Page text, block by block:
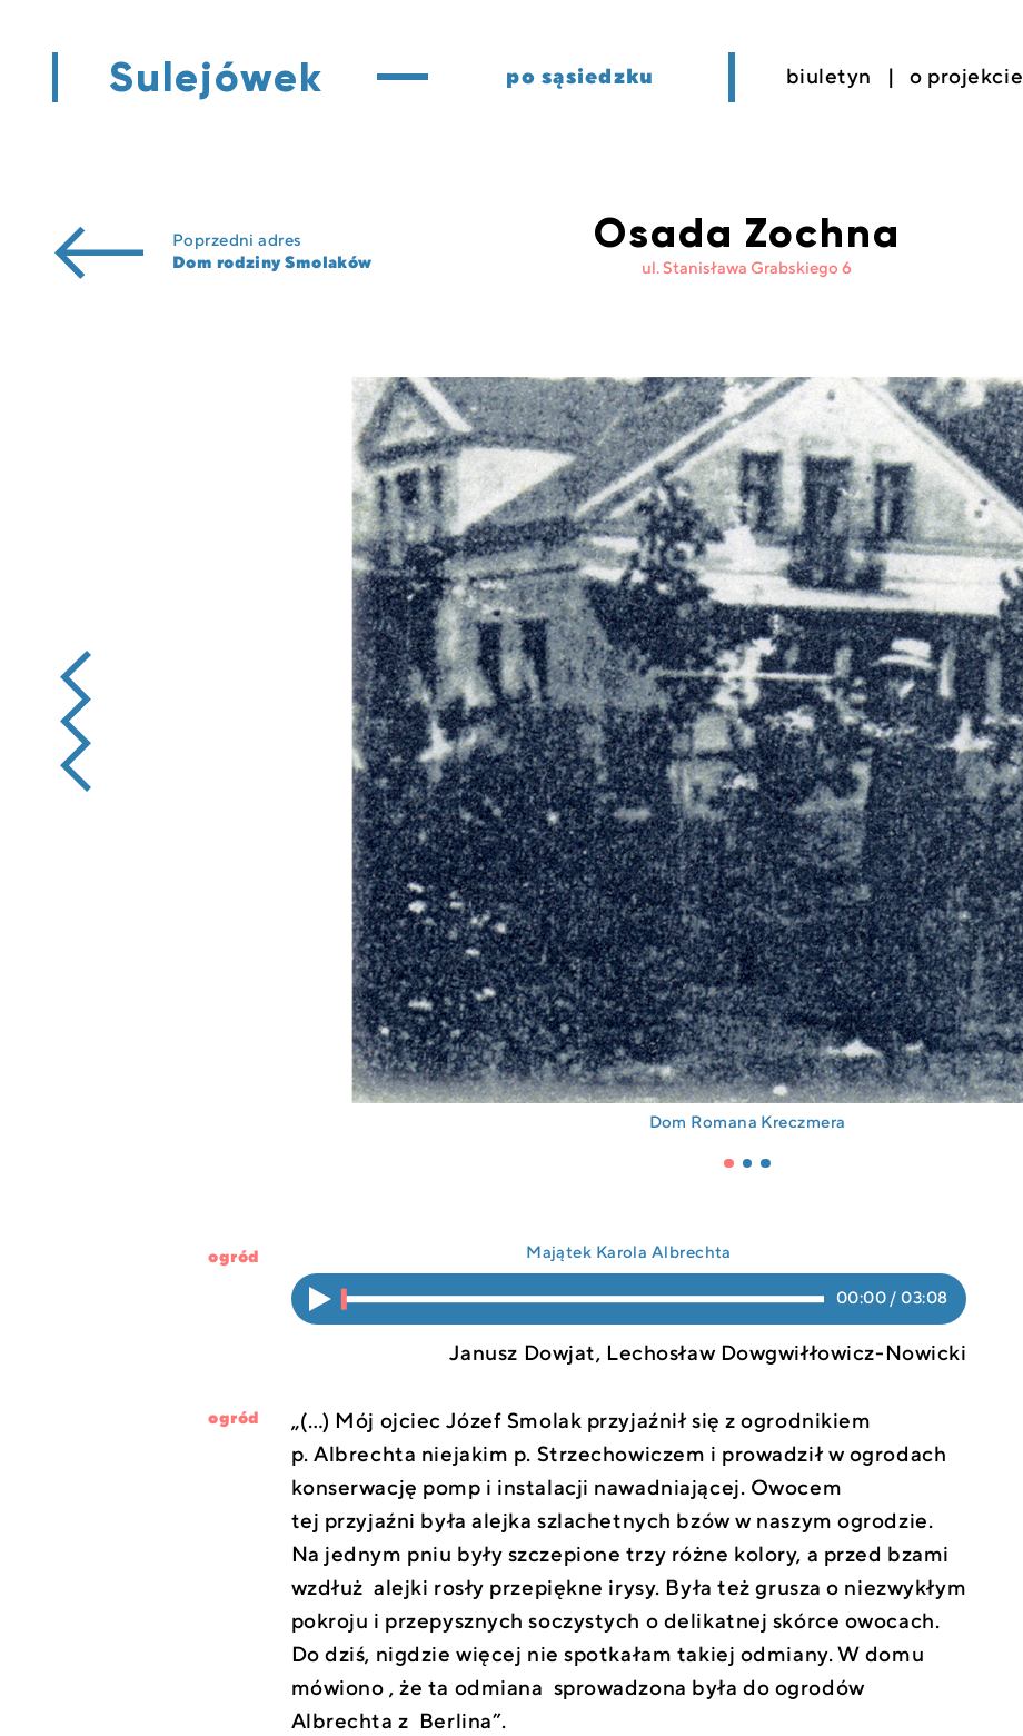
Sulejówek po sąsiedzku biuletyn o projekcie
Osada Zochna
ul. Stanisława Grabskiego 6
Poprzedni adres
Dom rodziny Smolaków
Dom Romana Kreczmera
Majątek Karola Albrechta
Włącz
dźwięk
0%
00:00/03:08
Janusz Dowjat, Lechosław Dowgwiłłowicz-Nowicki
ogród
„(…) Mój ojciec Józef Smolak przyjaźnił się z ogrodnikiem
p. Albrechta niejakim p. Strzechowiczem i prowadził w ogrodach
konserwację pomp i instalacji nawadniającej. Owocem
tej przyjaźni była alejka szlachetnych bzów w naszym ogrodzie.
Na jednym pniu były szczepione trzy różne kolory, a przed bzami
wzdłuż alejki rosły przepiękne irysy. Była też grusza o niezwykłym
pokroju i przepysznych soczystych o delikatnej skórce owocach.
Do dziś, nigdzie więcej nie spotkałam takiej odmiany. W domu
mówiono , że ta odmiana sprowadzona była do ogrodów
Albrechta z Berlina”.
ogród